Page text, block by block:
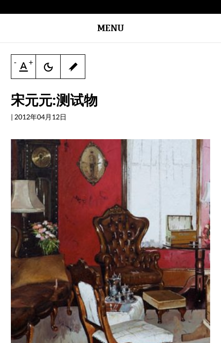
MENU
- +
宋元元:测试物
| 2012年04月12日